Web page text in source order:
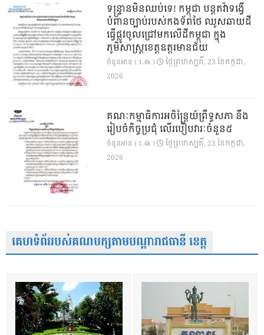
ទន្ទ្រានមិនឈប់ទេ! កម្ពុជា បន្តតវ៉ាទង្វើ
បំពានច្បាប់របស់កងទ័ពថៃ ឈូសឆាយដី
ធ្វើផ្លូវចូលជ្រៅមកលើដីកម្ពុជា ក្នុង
ភូមិសាស្ត្រខេត្តឧត្តរមានជ័យ
ចំនួនអាន ( 1.4k )
ថ្ងៃ​ព្រហស្បតិ៍, 23 ខែ​កក្កដា,
2026
គណៈកម្មាធិការអចិន្ត្រៃយ៍ព្រឹទ្ធសភា នឹង
រៀបចំកិច្ចប្រជុំ លើរបៀបវារៈចំនួន៥
ចំនួនអាន ( 1.4k )
ថ្ងៃ​ព្រហស្បតិ៍, 23 ខែ​កក្កដា,
2026
គេហទំព័ររបស់គណបក្សតាមបណ្តារាជធានី ខេត្ត